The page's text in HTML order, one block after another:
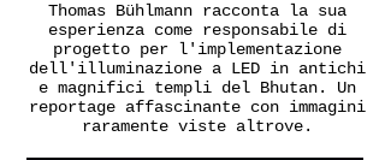
Thomas Bühlmann racconta la sua
esperienza come responsabile di
progetto per l'implementazione
dell'illuminazione a LED in antichi
e magnifici templi del Bhutan. Un
reportage affascinante con immagini
raramente viste altrove.